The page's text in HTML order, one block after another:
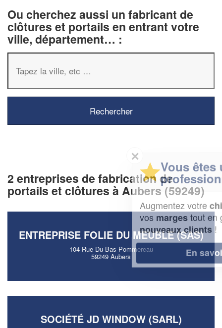
Ou cherchez aussi un fabricant de
clôtures et portails en entrant votre
ville, département… :
2 entreprises de fabrication de
portails et clôtures à Aubers (59249)
ENTREPRISE FOLIE DU MEUBLE (SAS)
104 Rue Du Bas Pommereau
59249 Aubers
SOCIÉTÉ JD WINDOW (SARL)
Vous êtes un
professionnel ?
chiffre d'affaireset
tout en gagnant de
nouveaux clients!
En savoir plus